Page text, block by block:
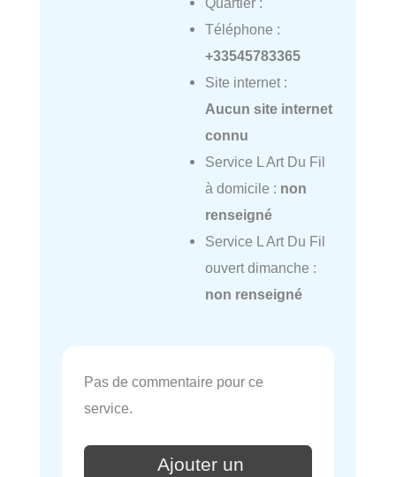
Téléphone :
+33545783365
Site internet :
Aucun site internet
connu
Service L Art Du Fil
à domicile : non
renseigné
Service L Art Du Fil
ouvert dimanche :
non renseigné
Pas de commentaire pour ce
service.
Ajouter un